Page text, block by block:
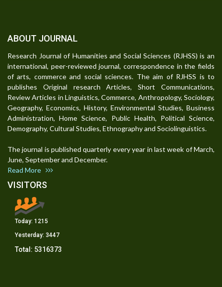
ABOUT JOURNAL
Research Journal of Humanities and Social Sciences (RJHSS) is an
international, peer-reviewed journal, correspondence in the fields
of arts, commerce and social sciences. The aim of RJHSS is to
publishes Original research Articles, Short Communications,
Review Articles in Linguistics, Commerce, Anthropology, Sociology,
Geography, Economics, History, Environmental Studies, Business
Administration, Home Science, Public Health, Political Science,
Demography, Cultural Studies, Ethnography and Sociolinguistics.
The journal is published quarterly every year in last week of March,
June, September and December.
Read More
VISITORS
Today: 1215
Yesterday: 3447
Total: 5316373